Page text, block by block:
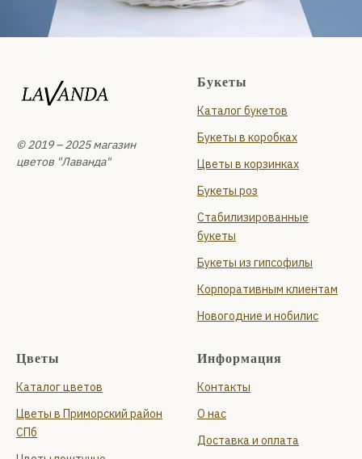
© 2019 – 2025 магазин
цветов "Лаванда"
Букеты
Каталог букетов
Букеты в коробках
Цветы в корзинках
Букеты роз
Стабилизированные
букеты
Букеты из гипсофилы
Корпоративным клиентам
Новогодние и нобилис
Цветы
Каталог цветов
Цветы в Приморский район
СПб
Информация
Контакты
О нас
Доставка и оплата